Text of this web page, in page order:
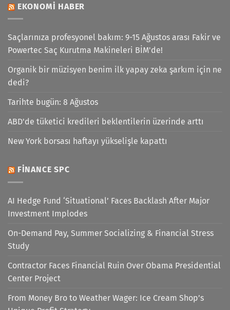
EKONOMI HABER
Saçlarınıza profesyonel bakım: 9-15 Ağustos arası Fakir ve
Powertec Saç Kurutma Makineleri BİM'de!
Organik bir müzisyen benim ilk yapay zeka şarkım için ne
dedi?
Tarihte bugün: 8 Ağustos
ABD'de tüketici kredileri beklentilerin üzerinde arttı
New York borsası haftayı yükselişle kapattı
FINANCE SPC
AI Hedge Fund ‘Situational’ Faces Backlash After Major
Investment Implodes
On-Demand Pay, Summer Socializing & Financial Stress
Study
Contractor Faces Financial Ruin Over Obama Presidential
Center Project
From Money Bro to Weather Wager: Ice Cream Shop’s